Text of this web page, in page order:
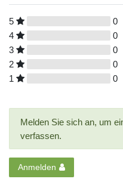
5
0
4
0
3
0
2
0
1
0
Melden Sie sich an, um
verfassen.
Anmelden